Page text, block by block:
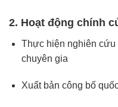
2. Hoạt động chính
Thực hiện nghiên
chuyên gia
Xuất bản công bố